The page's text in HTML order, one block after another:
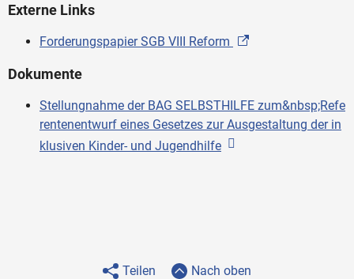
Externe Links
Forderungspapier SGB VIII Reform
Dokumente
Stellungnahme der BAG SELBSTHILFE zum&nbsp;Refe
rentenentwurf eines Gesetzes zur Ausgestaltung der in
klusiven Kinder- und Jugendhilfe
Teilen Nach oben